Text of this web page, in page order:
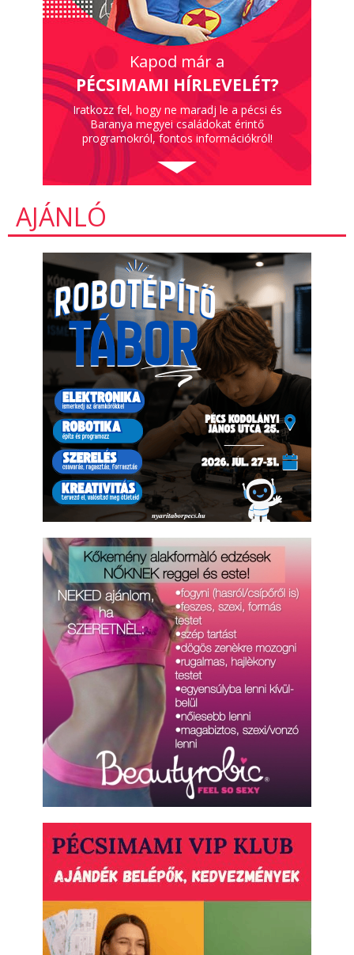
Kapod már a
PÉCSIMAMI HÍRLEVELÉT?
Iratkozz fel, hogy ne maradj le a pécsi és
Baranya megyei családokat érintő
programokról, fontos információkról!
AJÁNLÓ